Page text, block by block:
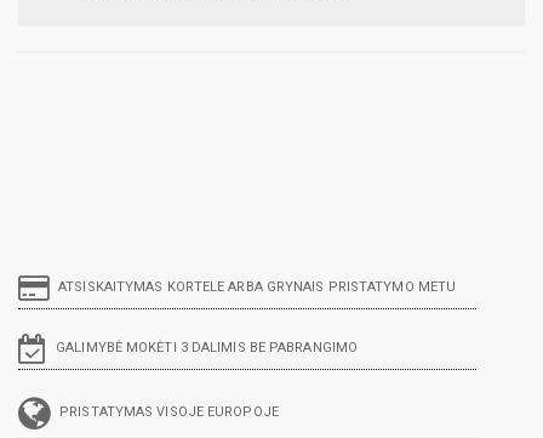
ATSISKAITYMAS KORTELE ARBA GRYNAIS PRISTATYMO METU
GALIMYBĖ MOKĖTI 3 DALIMIS BE PABRANGIMO
PRISTATYMAS VISOJE EUROPOJE